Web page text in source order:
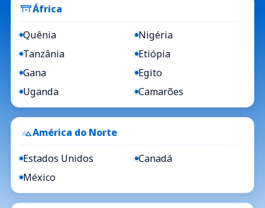
África
Quênia
Nigéria
Tanzânia
Etiópia
Gana
Egito
Uganda
Camarões
América do Norte
Estados Unidos
Canadá
México